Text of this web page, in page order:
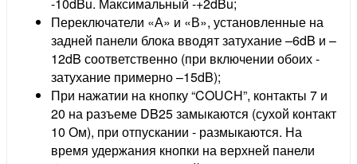
Переключатели «А» и «В», установленные на
задней панели блока вводят затухание –6dB и –
12dB соответственно (при включении обоих -
затухание примерно –15dB);
При нажатии на кнопку “COUCH”, контакты 7 и
20 на разъеме DB25 замыкаются (сухой контакт
10 Ом), при отпускании - размыкаются. На
время удержания кнопки на верхней панели